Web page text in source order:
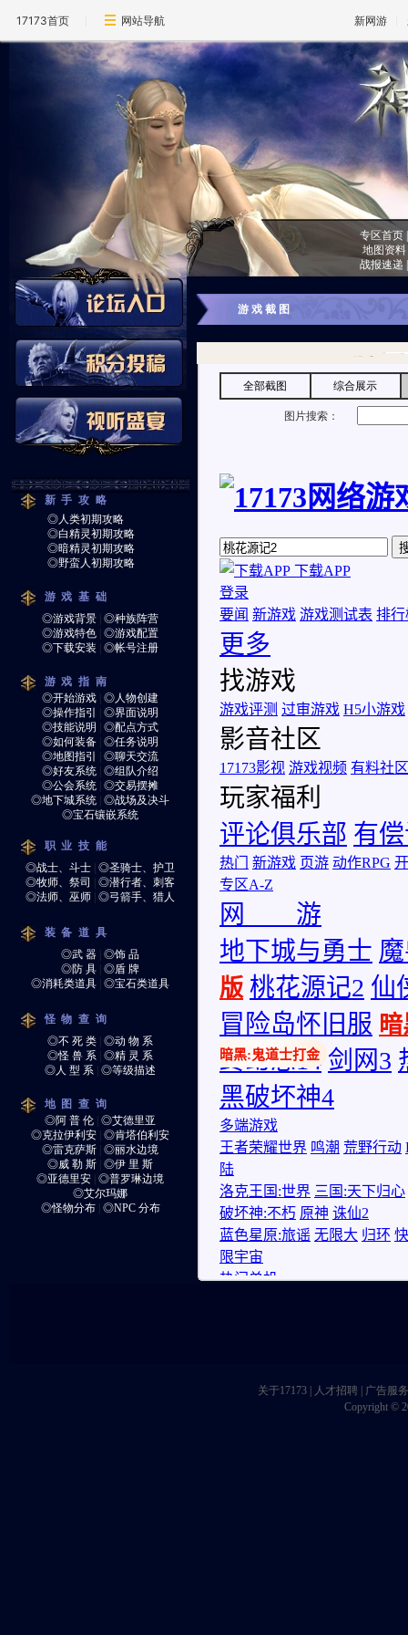
17173首页 网站导航 新网游
专区首页
地图资料
战报速递
新手攻略
◎人类初期攻略
◎白精灵初期攻略
◎暗精灵初期攻略
◎野蛮人初期攻略
游戏基础
◎游戏背景 |◎种族阵营
◎游戏特色 |◎游戏配置
◎下载安装
|◎帐号注册
游戏指南
◎开始游戏 |◎人物创建
◎操作指引
|◎界面说明
◎技能说明
|◎配点方式
◎如何装备 |◎任务说明
◎地图指引
|◎聊天交流
◎好友系统 |◎组队介绍
◎公会系统 |◎交易摆摊
◎地下城系统 |◎战场及决斗
◎宝石镶嵌系统
职业技能
◎战士、斗士 |◎圣骑士、护卫
◎牧师、祭司
|◎潜行者、刺客
◎法师、巫师 |◎弓箭手、猎人
装备道具
◎武 器 |◎饰 品
◎防 具 |◎盾 牌
◎消耗类道具 |◎宝石类道具
怪物查询
◎不 死 类 |◎动 物 系
◎怪 兽 系 |◎精 灵 系
◎人 型 系 |◎等级描述
地图查询
◎阿 普 伦 |◎艾德里亚
◎克拉伊利安 |◎肯塔伯利安
◎雷克萨斯 |◎丽水边境
◎威 勒 斯 |◎伊 里 斯
◎亚德里安 |◎普罗琳边境
◎艾尔玛娜
◎怪物分布 ◎NPC 分布
游 戏 截 图
全部截图 综合展示
图片搜索：
关于17173 人才招聘
广告服务
Copyright ©